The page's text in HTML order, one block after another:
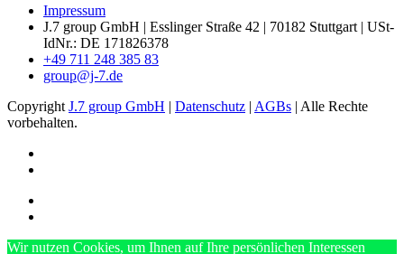
Impressum
J.7 group GmbH | Esslinger Straße 42 | 70182 Stuttgart | USt-
IdNr.: DE 171826378
+49 711 248 385 83
group@j-7.de
Copyright J.7 group GmbH | Datenschutz | AGBs | Alle Rechte
vorbehalten.
Wir nutzen Cookies, um Ihnen auf Ihre persönlichen Interessen